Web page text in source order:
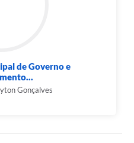
de Governo e
Gonçalves